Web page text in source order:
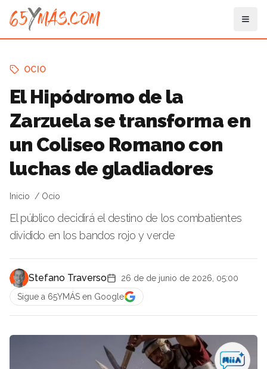
OCIO
El Hipódromo de la
Zarzuela se transforma en
un Coliseo Romano con
luchas de gladiadores
Inicio Ocio
El público decidirá el destino de los combatientes
dividido en los bandos rojo y verde
Stefano Traverso
26 de de junio de 2026, 05:00
Sigue a 65YMÁS en Google